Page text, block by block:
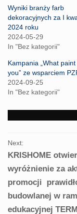
h
a
r
o
n
w
t
t
e
r
(
O
n
w
n
o
w
)
h
a
r
a
e
b
o
(
e
w
i
d
o
w
)
Wyniki branży farb
dekoracyjnych za I
2024 roku
2024-05-29
In "Bez kategorii"
Kampania „What
you” ze wsparciem
2024-09-25
In "Bez kategorii"
PORTFOLIO
NAVIGATION
Next:
KRISHOME
wyróżnienie za
promocji
budowlanej w
edukacyjnej